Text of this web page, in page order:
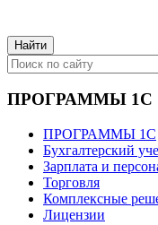
ПРОГРАММЫ 1С
ПРОГРАММЫ 1С
Бухгалтерский
Зарплата и
Торговля
Комплексные
Лицензии